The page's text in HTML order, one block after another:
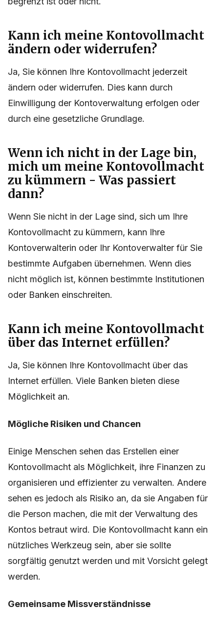
Kann ich meine Kontovollmacht
ändern oder widerrufen?
Ja, Sie können Ihre Kontovollmacht jederzeit
ändern oder widerrufen. Dies kann durch
Einwilligung der Kontoverwaltung erfolgen oder
durch eine gesetzliche Grundlage.
Wenn ich nicht in der Lage bin,
mich um meine Kontovollmacht
zu kümmern - Was passiert
dann?
Wenn Sie nicht in der Lage sind, sich um Ihre
Kontovollmacht zu kümmern, kann Ihre
Kontoverwalterin oder Ihr Kontoverwalter für Sie
bestimmte Aufgaben übernehmen. Wenn dies
nicht möglich ist, können bestimmte Institutionen
oder Banken einschreiten.
Kann ich meine Kontovollmacht
über das Internet erfüllen?
Ja, Sie können Ihre Kontovollmacht über das
Internet erfüllen. Viele Banken bieten diese
Möglichkeit an.
Mögliche Risiken und Chancen
Einige Menschen sehen das Erstellen einer
Kontovollmacht als Möglichkeit, ihre Finanzen zu
organisieren und effizienter zu verwalten. Andere
sehen es jedoch als Risiko an, da sie Angaben für
die Person machen, die mit der Verwaltung des
Kontos betraut wird. Die Kontovollmacht kann ein
nützliches Werkzeug sein, aber sie sollte
sorgfältig genutzt werden und mit Vorsicht gelegt
werden.
Gemeinsame Missverständnisse